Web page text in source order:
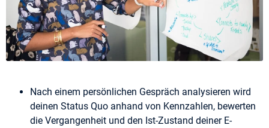
Nach einem persönlichen Gespräch analysieren wird
deinen Status Quo anhand von Kennzahlen, bewerten
die Vergangenheit und den Ist-Zustand deiner E-